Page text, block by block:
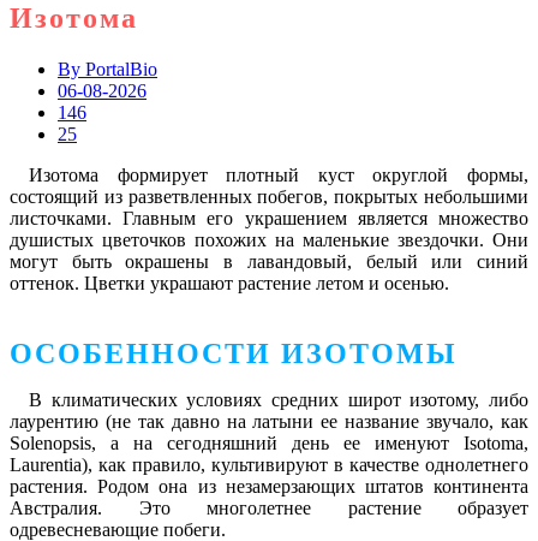
Изотома
By PortalBio
06-08-2026
146
25
Изотома формирует плотный куст округлой формы,
состоящий из разветвленных побегов, покрытых небольшими
листочками. Главным его украшением является множество
душистых цветочков похожих на маленькие звездочки. Они
могут быть окрашены в лавандовый, белый или синий
оттенок. Цветки украшают растение летом и осенью.
ОСОБЕННОСТИ ИЗОТОМЫ
В климатических условиях средних широт изотому, либо
лаурентию (не так давно на латыни ее название звучало, как
Solenopsis, а на сегодняшний день ее именуют Isotoma,
Laurentia), как правило, культивируют в качестве однолетнего
растения. Родом она из незамерзающих штатов континента
Австралия. Это многолетнее растение образует
одревесневающие побеги.